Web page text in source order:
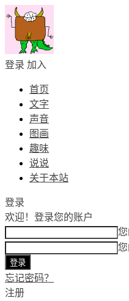
登录 加入
首页
文字
声音
图画
趣味
说说
关于本站
登录
欢迎！ 登录您的账户
忘记密码？
注册